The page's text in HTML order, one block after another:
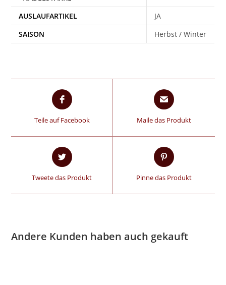
AUSLAUFARTIKEL
JA
SAISON
Herbst / Winter
Teile auf Facebook Maile das Produkt
Tweete das Produkt Pinne das Produkt
Andere Kunden haben auch gekauft